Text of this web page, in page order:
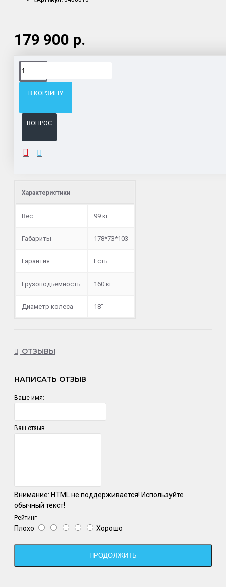
179 900 р.
В КОРЗИНУ
ВОПРОС
Доставка товара по всему Таможенному союзу.
ОПИСАНИЕ
Характеристики
Вес 99 кг
Габариты 178*73*103
Гарантия Есть
Грузоподъёмность 160 кг
Диаметр колеса 18"
ОТЗЫВЫ
НАПИСАТЬ ОТЗЫВ
Ваше имя:
Ваш отзыв
Внимание: HTML не поддерживается! Используйте
обычный текст!
Рейтинг
Плохо Хорошо
ПРОДОЛЖИТЬ